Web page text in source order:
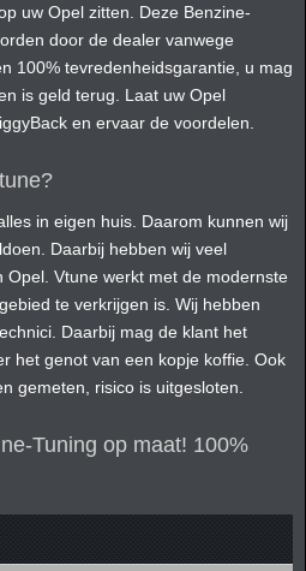
uw Opel zitten. Deze Benzine-
door de dealer vanwege
100% tevredenheidsgarantie, u mag
is geld terug. Laat uw Opel
en ervaar de voordelen.
in eigen huis. Daarom kunnen wij
Daarbij hebben wij veel
Vtune werkt met de modernste
te verkrijgen is. Wij hebben
Daarbij mag de klant het
het genot van een kopje koffie. Ook
gemeten, risico is uitgesloten.
Tuning op maat! 100%